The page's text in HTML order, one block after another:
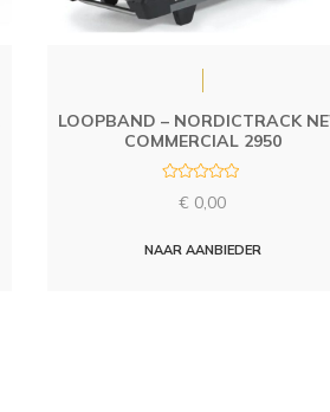
LOOPBAND – NORDICTRACK
COMMERCIAL 2950
d
€ 0,00
NAAR AANBIEDER